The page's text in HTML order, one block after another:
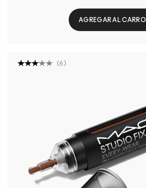
AGREGAR AL CARRO
( 6 )